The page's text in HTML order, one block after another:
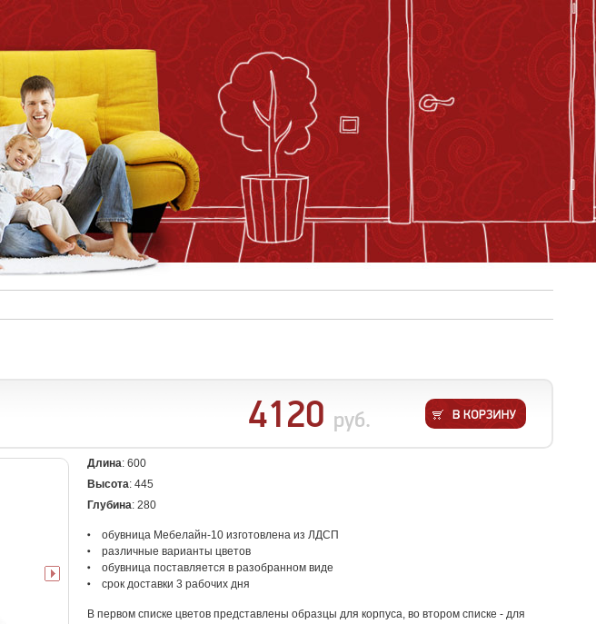
4120 руб.
Длина: 600
Высота: 445
Глубина: 280
обувница Мебелайн-10 изготовлена из ЛДСП
различные варианты цветов
обувница поставляется в разобранном виде
срок доставки 3 рабочих дня
В первом списке цветов представлены образцы для корпуса, во втором списке - для